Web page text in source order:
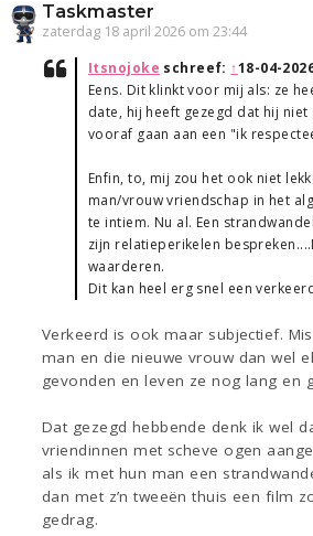
Taskmaster
zaterdag 18 april 2026 om 23:44
Itsnojoke schreef: ↑18-04-
Eens. Dit klinkt voor mij als: ze
date, hij heeft gezegd dat hij niet
vooraf gaan aan een "ik
Enfin, to, mij zou het ook niet
man/vrouw vriendschap in het
te intiem. Nu al. Een
zijn relatieperikelen
waarderen.
Dit kan heel erg snel een
Verkeerd is ook maar subjectief.
man en die nieuwe vrouw dan wel
gevonden en leven ze nog lang en
Dat gezegd hebbende denk ik wel
vriendinnen met scheve ogen
als ik met hun man een
dan met z’n tweeën thuis een film
gedrag.